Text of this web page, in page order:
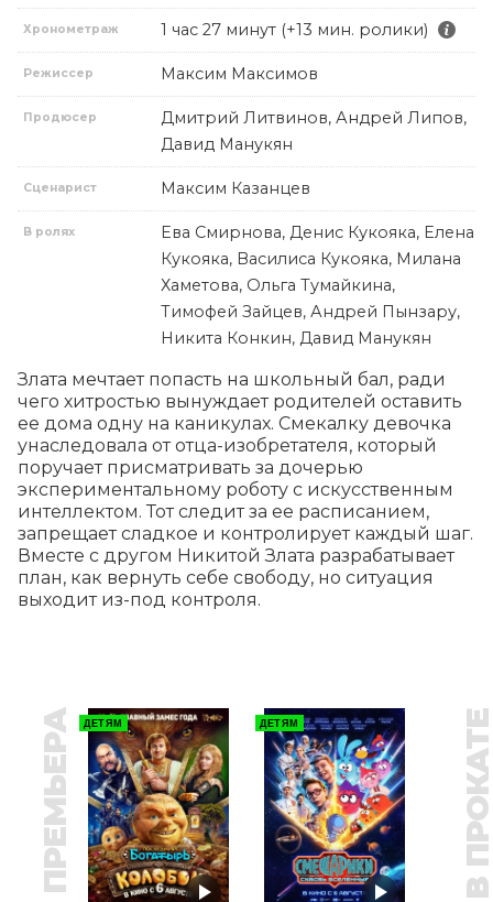
Хронометраж 1 час 27 минут (+13 мин. ролики)
Режиссер Максим Максимов
Продюсер
Дмитрий Литвинов, Андрей Липов,
Давид Манукян
Сценарист Максим Казанцев
В ролях
Ева Смирнова, Денис Кукояка, Елена
Кукояка, Василиса Кукояка, Милана
Хаметова, Ольга Тумайкина,
Тимофей Зайцев, Андрей Пынзару,
Никита Конкин, Давид Манукян
Злата мечтает попасть на школьный бал, ради
чего хитростью вынуждает родителей оставить
ее дома одну на каникулах. Смекалку девочка
унаследовала от отца-изобретателя, который
поручает присматривать за дочерью
экспериментальному роботу с искусственным
интеллектом. Тот следит за ее расписанием,
запрещает сладкое и контролирует каждый шаг.
Вместе с другом Никитой Злата разрабатывает
план, как вернуть себе свободу, но ситуация
выходит из-под контроля.
ПРЕМЬЕРА ДЕТЯМ ДЕТЯМ В